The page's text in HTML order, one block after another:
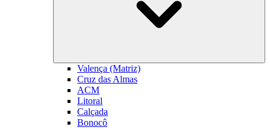
Valença (Matriz)
Cruz das Almas
ACM
Litoral
Calçada
Bonocô